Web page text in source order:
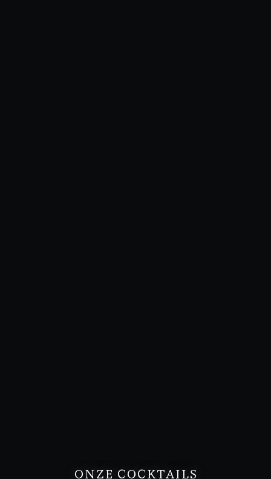
ONZE COCKTAILS